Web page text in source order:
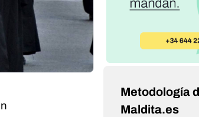
Metodología
Maldita.es